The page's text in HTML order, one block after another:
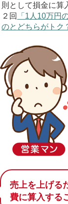
則として損金に算
２回
「1人10万円
のとどちらがトク
売上を上げる
費に算入する